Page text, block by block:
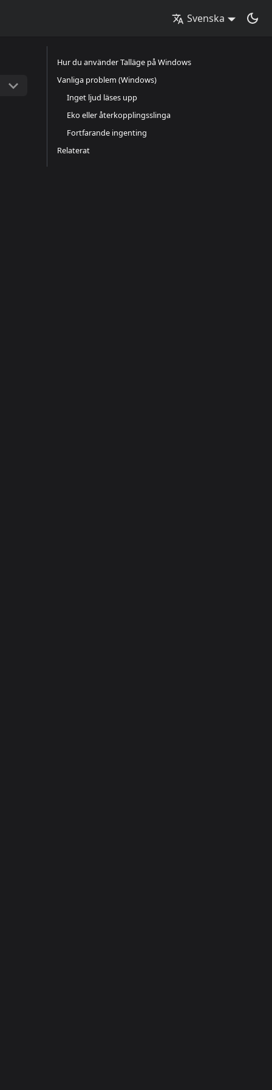
Svenska
Hur du använder Talläge på Windows
Vanliga problem (Windows)
Inget ljud läses upp
Eko eller återkopplingsslinga
Fortfarande ingenting
Relaterat